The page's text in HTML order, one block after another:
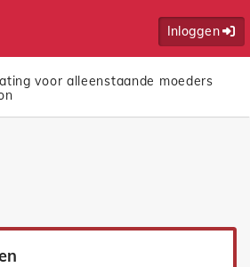
Inloggen
voor alleenstaande moeders